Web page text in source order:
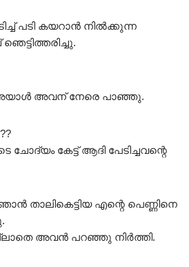
പടി കയറാൻ നിൽക്കുന്ന
അവന് നേരെ പാഞ്ഞു.
കേട്ട് ആദി പേടിച്ചവന്റെ
താലികെട്ടിയ എന്റെ പെണ്ണിനെ
അവൻ പറഞ്ഞു നിർത്തി.